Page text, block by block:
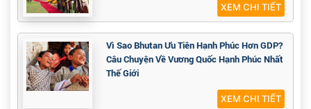
XEM CHI TIẾT
Vì Sao Bhutan Ưu Tiên Hạnh Phúc Hơn GDP?
Câu Chuyện Về Vương Quốc Hạnh Phúc Nhất
Thế Giới
XEM CHI TIẾT